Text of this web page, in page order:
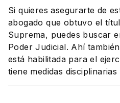
Si quieres asegurarte de
abogado que obtuvo el
Suprema, puedes buscar
Poder Judicial. Ahí
está habilitada para el
tiene medidas disciplinarias